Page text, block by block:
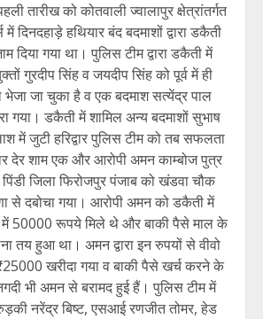
तारीख को कोतवाली ज्वालापुर क्षेत्रांतर्गत
में दिनदहाड़े हथियार बंद बदमाशों द्वारा डकैती
दिया गया था। पुलिस टीम द्वारा डकैती में
गुरदीप सिंह व जयदीप सिंह को पूर्व में ही
भेजा जा चुका है व एक बदमाश सत्येंद्र पाल
गया। डकैती में शामिल अन्य बदमाशों सुभाष
में जुटी हरिद्वार पुलिस टीम को तब सफलता
देर शाम एक और आरोपी अमन काम्बोज पुत्र
पिंडी जिला फिरोजपुर पंजाब को खंडवा चौक
से दबोचा गया। आरोपी अमन को डकैती में
में 50000 रूपये मिले थे और बाकी पैसे माल के
तय हुआ था। अमन द्वारा इन रुपयों से वीवो
खरीदा गया व बाकी पैसे खर्च करने के
भी अमन से बरामद हुई हैं। पुलिस टीम में
रुड़की नरेंद्र बिष्ट, एसआई रणजीत तोमर, हेड